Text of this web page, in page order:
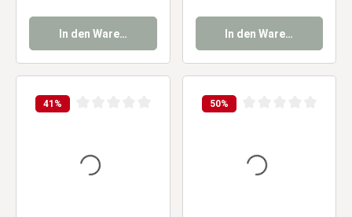
In den Warenkorb In den Warenkorb
41 % 50%